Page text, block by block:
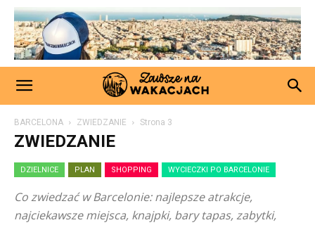
BARCELONA ZWIEDZANIE Strona 3
ZWIEDZANIE
DZIELNICE PLAN SHOPPING WYCIECZKI PO BARCELONIE
Co zwiedzać w Barcelonie: najlepsze atrakcje,
najciekawsze miejsca, knajpki, bary tapas, zabytki,